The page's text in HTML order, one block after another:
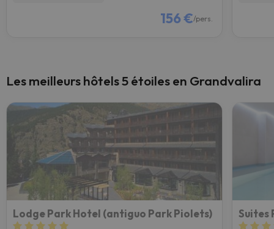
156 €/pers.
Les meilleurs hôtels 5 étoiles en Grandvalira
Lodge Park Hotel (antiguo Park Piolets) Suites